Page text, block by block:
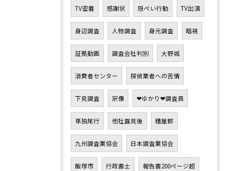
TV密着 感謝状 隠ぺい行動 TV出演
身辺調査 人物調査 身元調査 暗視
証拠動画 調査会社判別 大野城
消費者センター 探偵業者への苦情
下見調査 宗像 ❤ゆかり❤調査員
単独尾行 他社露見後 糟屋郡
九州調査業協会 日本調査業協会
飯塚市 行政書士 報告書200ページ超